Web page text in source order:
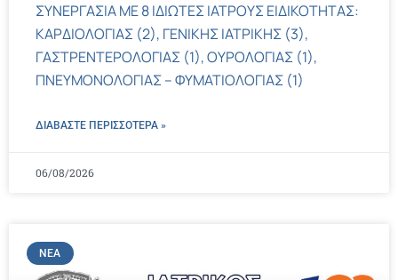
ΣΥΝΕΡΓΑΣΙΑ ΜΕ 8 ΙΔΙΩΤΕΣ ΙΑΤΡΟΥΣ ΕΙΔΙΚΟΤΗΤΑΣ:
ΚΑΡΔΙΟΛΟΓΙΑΣ (2), ΓΕΝΙΚΗΣ ΙΑΤΡΙΚΗΣ (3),
ΓΑΣΤΡΕΝΤΕΡΟΛΟΓΙΑΣ (1), ΟΥΡΟΛΟΓΙΑΣ (1),
ΠΝΕΥΜΟΝΟΛΟΓΙΑΣ – ΦΥΜΑΤΙΟΛΟΓΙΑΣ (1)
ΔΙΑΒΑΣΤΕ ΠΕΡΙΣΣΌΤΕΡΑ »
06/08/2026
ΝΈΑ